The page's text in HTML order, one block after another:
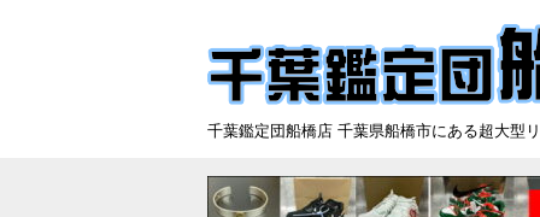
千葉鑑定団船橋店 千葉県船橋市にある超大